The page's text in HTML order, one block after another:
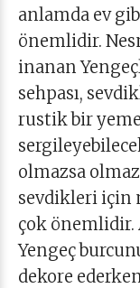
anlamda ev
önemlidir.
inanan
sehpası,
rustik bir
olmazsa
sevdikleri için
çok önemlidir.
Yengeç
dekore